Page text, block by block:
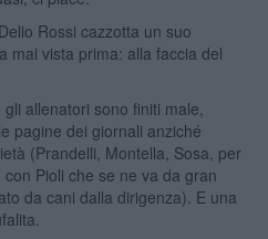
Rossi cazzotta un suo
mai vista prima: alla faccia del
allenatori sono finiti male,
pagine dei giornali anziché
(Prandelli, Montella, Sosa, per
Pioli che se ne va da gran
da cani dalla dirigenza). E una